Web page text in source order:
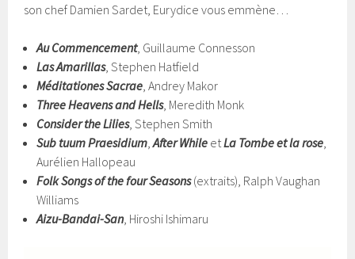
son chef Damien Sardet, Eurydice vous emmène…
Au Commencement, Guillaume Connesson
Las Amarillas, Stephen Hatfield
Méditationes Sacrae, Andrey Makor
Three Heavens and Hells, Meredith Monk
Consider the Lilies, Stephen Smith
Sub tuum Praesidium,After While etLa Tombe et la rose,
Aurélien Hallopeau
Folk Songs of the four Seasons(extraits), Ralph Vaughan
Williams
Aizu-Bandai-San, Hiroshi Ishimaru